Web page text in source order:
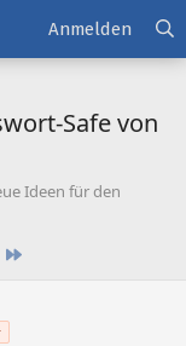
Anmelden
Safe von
Ideen für den